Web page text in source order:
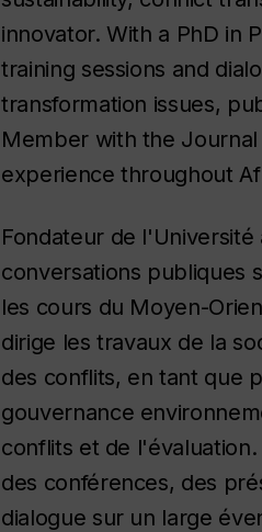
innovator. With a PhD in
training sessions and
transformation issues,
Member with the
experience throughout
Fondateur de
conversations publiques
les cours du Moyen-
dirige les travaux de la
des conflits, en tant que
gouvernance
conflits et de
des conférences, des
dialogue sur un large